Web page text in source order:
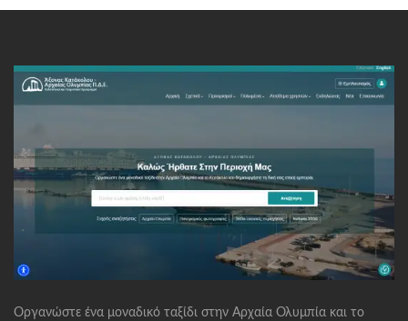
Οργανώστε ένα μοναδικό ταξίδι στην Αρχαία Ολυμπία και το